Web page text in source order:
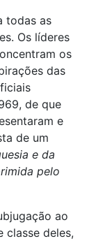
todas as
Os líderes
os
das
de que
e
de um
e da
pelo
ao
classe deles,